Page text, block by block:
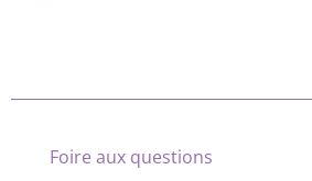
Foire aux questions